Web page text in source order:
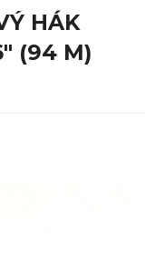
HÁK
(94 M)